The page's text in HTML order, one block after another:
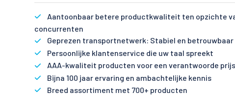
Aantoonbaar betere productkwaliteit ten opzichte
concurrenten
Geprezen transportnetwerk: Stabiel en betrouwbaar
Persoonlijke klantenservice die uw taal spreekt
AAA-kwaliteit producten voor een verantwoorde prijs
Bijna 100 jaar ervaring en ambachtelijke kennis
Breed assortiment met 700+ producten